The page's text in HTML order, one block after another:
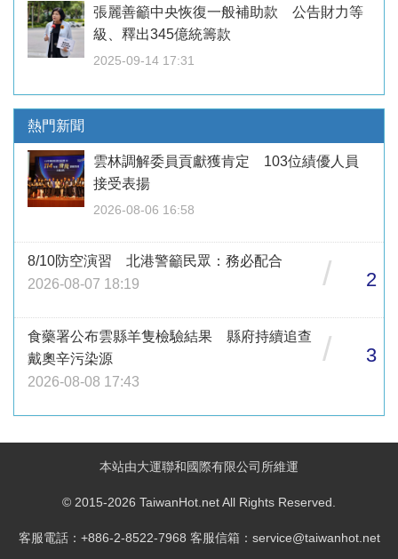
張麗善籲中央恢復一般補助款 公告財力等
級、釋出345億統籌款
2025-09-14 17:31
熱門新聞
雲林調解委員貢獻獲肯定 103位績優人員
接受表揚
2026-08-06 16:58
8/10防空演習 北港警籲民眾：務必配合
2026-08-07 18:19
/ 2
食藥署公布雲縣羊隻檢驗結果 縣府持續追查
戴奧辛污染源
2026-08-08 17:43
/ 3
本站由大運聯和國際有限公司所維運
© 2015-2026 TaiwanHot.net All Rights Reserved.
客服電話：+886-2-8522-7968 客服信箱：service@taiwanhot.net